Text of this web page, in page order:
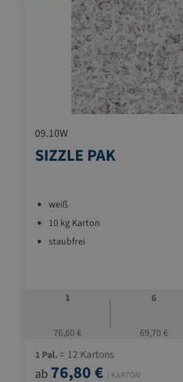
09.10W
SIZZLE PAK
weiß
10 kg Karton
staubfrei
1
76,80 €
6
69,70 €
1 Pal. = 12 Kartons
ab 76,80 € / KARTON